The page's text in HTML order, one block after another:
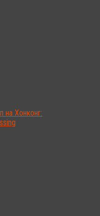
на Хонконг: